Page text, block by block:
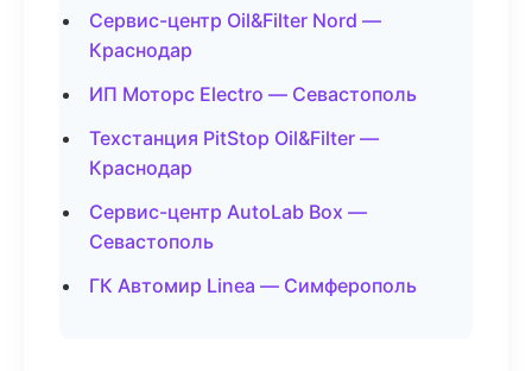
Сервис-центр Oil&Filter Nord —
Краснодар
ИП Моторс Electro — Севастополь
Техстанция PitStop Oil&Filter —
Краснодар
Сервис-центр AutoLab Box —
Севастополь
ГК Автомир Linea — Симферополь